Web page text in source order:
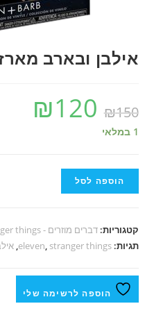
אילבן ובארב מארז
₪150
₪120
1 במלאי
הוספה לסל
קטגוריות:דברים מוזרים - Stranger things
תגיות:
eleven, stranger things
,
הוספה לרשימה שלי